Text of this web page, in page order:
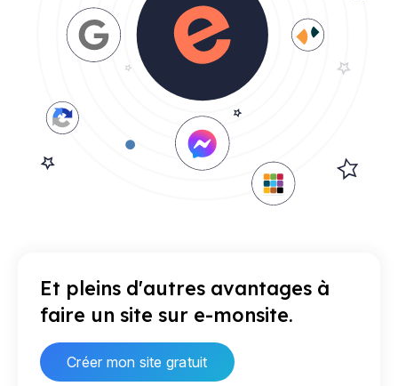
Et pleins d'autres avantages à
faire un site sur e-monsite.
Créer mon site gratuit